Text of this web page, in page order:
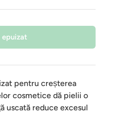
epuizat
pentru creșterea
cosmetice dă pielii o
uscată reduce excesul